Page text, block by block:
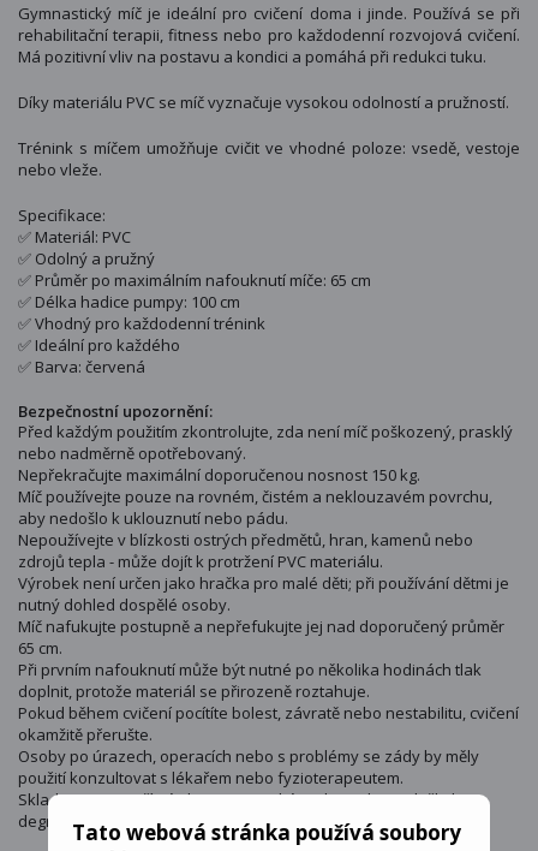
Tato webová stránka používá soubory
Gymnastický míč je ideální pro cvičení doma i jinde. Používá se při
rehabilitační terapii, fitness nebo pro každodenní rozvojová cvičení.
Má pozitivní vliv na postavu a kondici a pomáhá při redukci tuku.
Díky materiálu PVC se míč vyznačuje vysokou odolností a pružností.
Trénink s míčem umožňuje cvičit ve vhodné poloze: vsedě, vestoje
nebo vleže.
Specifikace:
✅ Materiál: PVC
✅ Odolný a pružný
✅ Průměr po maximálním nafouknutí míče: 65 cm
✅ Délka hadice pumpy: 100 cm
✅ Vhodný pro každodenní trénink
✅ Ideální pro každého
✅ Barva: červená
Bezpečnostní upozornění:
Před každým použitím zkontrolujte, zda není míč poškozený, prasklý
nebo nadměrně opotřebovaný.
Nepřekračujte maximální doporučenou nosnost 150 kg.
Míč používejte pouze na rovném, čistém a neklouzavém povrchu,
aby nedošlo k uklouznutí nebo pádu.
Nepoužívejte v blízkosti ostrých předmětů, hran, kamenů nebo
zdrojů tepla - může dojít k protržení PVC materiálu.
Výrobek není určen jako hračka pro malé děti; při používání dětmi je
nutný dohled dospělé osoby.
Míč nafukujte postupně a nepřefukujte jej nad doporučený průměr
65 cm.
Při prvním nafouknutí může být nutné po několika hodinách tlak
doplnit, protože materiál se přirozeně roztahuje.
Pokud během cvičení pocítíte bolest, závratě nebo nestabilitu, cvičení
okamžitě přerušte.
Osoby po úrazech, operacích nebo s problémy se zády by měly
použití konzultovat s lékařem nebo fyzioterapeutem.
Skladujte mimo přímé slunce a vysoké teploty, aby nedošlo k
degradaci materiálu PVC